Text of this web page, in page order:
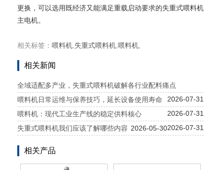
更换，可以选用既经济又能满足重载启动要求的失重式喂料机
主电机。
相关标签： 喂料机 失重式喂料机 喂料机
相关新闻
全域适配多产业，失重式喂料机破解各行业配料痛点
2026-07-31
喂料机日常运维与保养技巧，延长设备使用寿命
2026-07-31
喂料机：现代工业生产线的稳定供料核心
2026-07-31
失重式喂料机我们应该了解哪些内容 2026-05-30
相关产品